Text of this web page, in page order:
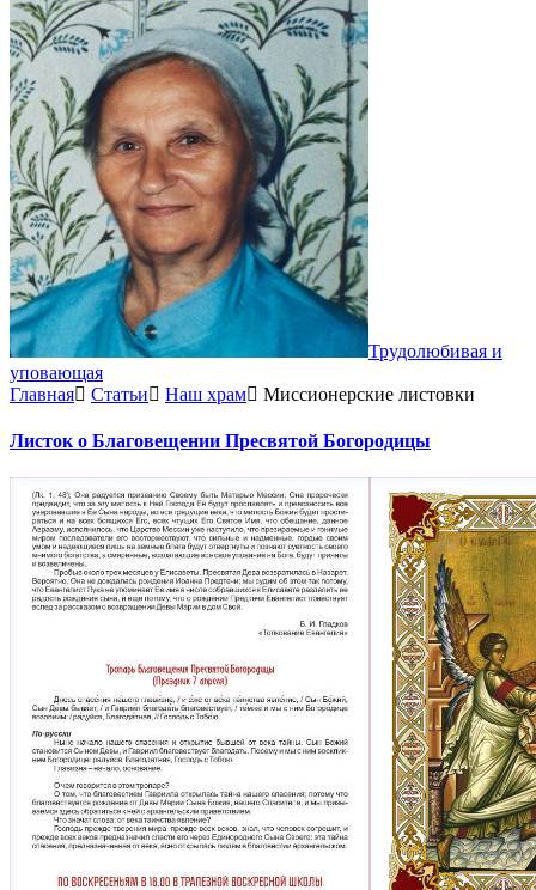
Трудолюбивая и
уповающая
Главная
Статьи Наш храм Миссионерские листовки
Листок о Благовещении Пресвятой Богородицы